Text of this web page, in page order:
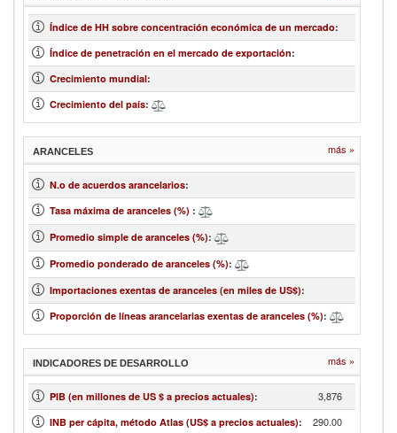
Índice de HH sobre concentración económica de un mercado:
Índice de penetración en el mercado de exportación:
Crecimiento mundial:
Crecimiento del país:
ARANCELES más »
N.o de acuerdos arancelarios:
Tasa máxima de aranceles (%) :
Promedio simple de aranceles (%):
Promedio ponderado de aranceles (%):
Importaciones exentas de aranceles (en miles de US$):
Proporción de líneas arancelarias exentas de aranceles (%):
INDICADORES DE DESARROLLO más »
PIB (en millones de US $ a precios actuales): 3,876
INB per cápita, método Atlas (US$ a precios actuales): 290.00